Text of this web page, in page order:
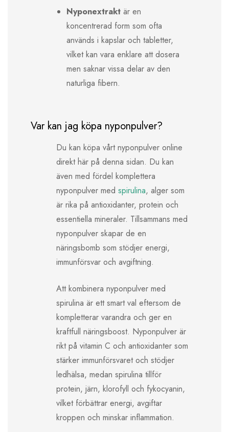
Nyponextrakt är en
koncentrerad form som ofta
används i kapslar och tabletter,
vilket kan vara enklare att dosera
men saknar vissa delar av den
naturliga fibern.
Var kan jag köpa nyponpulver?
Du kan köpa vårt nyponpulver online
direkt här på denna sidan. Du kan
även med fördel komplettera
nyponpulver med spirulina, alger som
är rika på antioxidanter, protein och
essentiella mineraler. Tillsammans med
nyponpulver skapar de en
näringsbomb som stödjer energi,
immunförsvar och avgiftning.
Att kombinera nyponpulver med
spirulina är ett smart val eftersom de
kompletterar varandra och ger en
kraftfull näringsboost. Nyponpulver är
rikt på vitamin C och antioxidanter som
stärker immunförsvaret och stödjer
ledhälsa, medan spirulina tillför
protein, järn, klorofyll och fykocyanin,
vilket förbättrar energi, avgiftar
kroppen och minskar inflammation.